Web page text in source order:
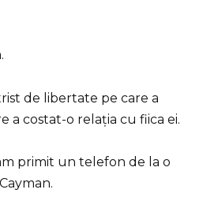
de libertate pe care a
a costat-o relația cu fiica ei.
primit un telefon de la o